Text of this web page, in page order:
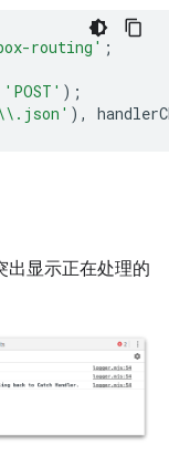
routing' ;
'POST' );
),
出显示正在处理的